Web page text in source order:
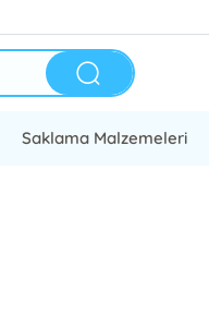
Saklama Malzemeleri